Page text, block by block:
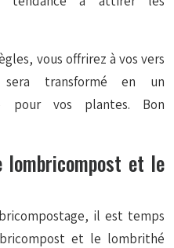
vous offrirez à vos vers
transformé en un
pour vos plantes. Bon
et le
il est temps
et le lombrithé